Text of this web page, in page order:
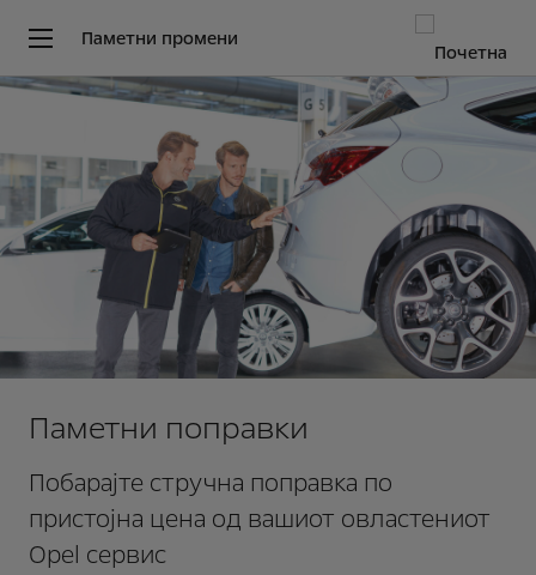
Паметни промени
Паметни поправки
Побарајте стручна поправка по
пристојна цена од вашиот овластениот
Opel сервис